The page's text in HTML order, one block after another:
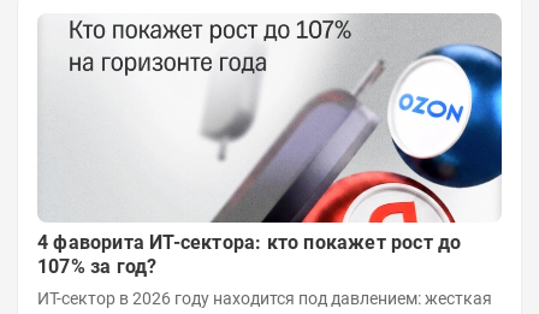
4 фаворита ИТ-сектора: кто покажет рост до
107% за год?
ИТ-сектор в 2026 году находится под давлением: жесткая